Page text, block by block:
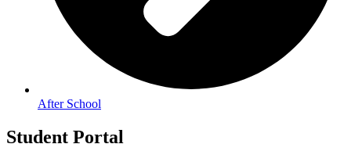
After School
Student Portal